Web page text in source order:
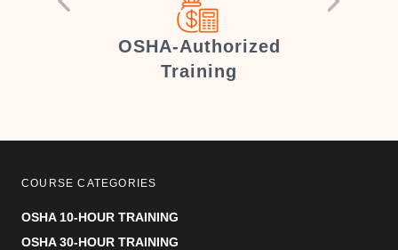
OSHA-Authorized
Training
COURSE CATEGORIES
OSHA 10-HOUR TRAINING
OSHA 30-HOUR TRAINING